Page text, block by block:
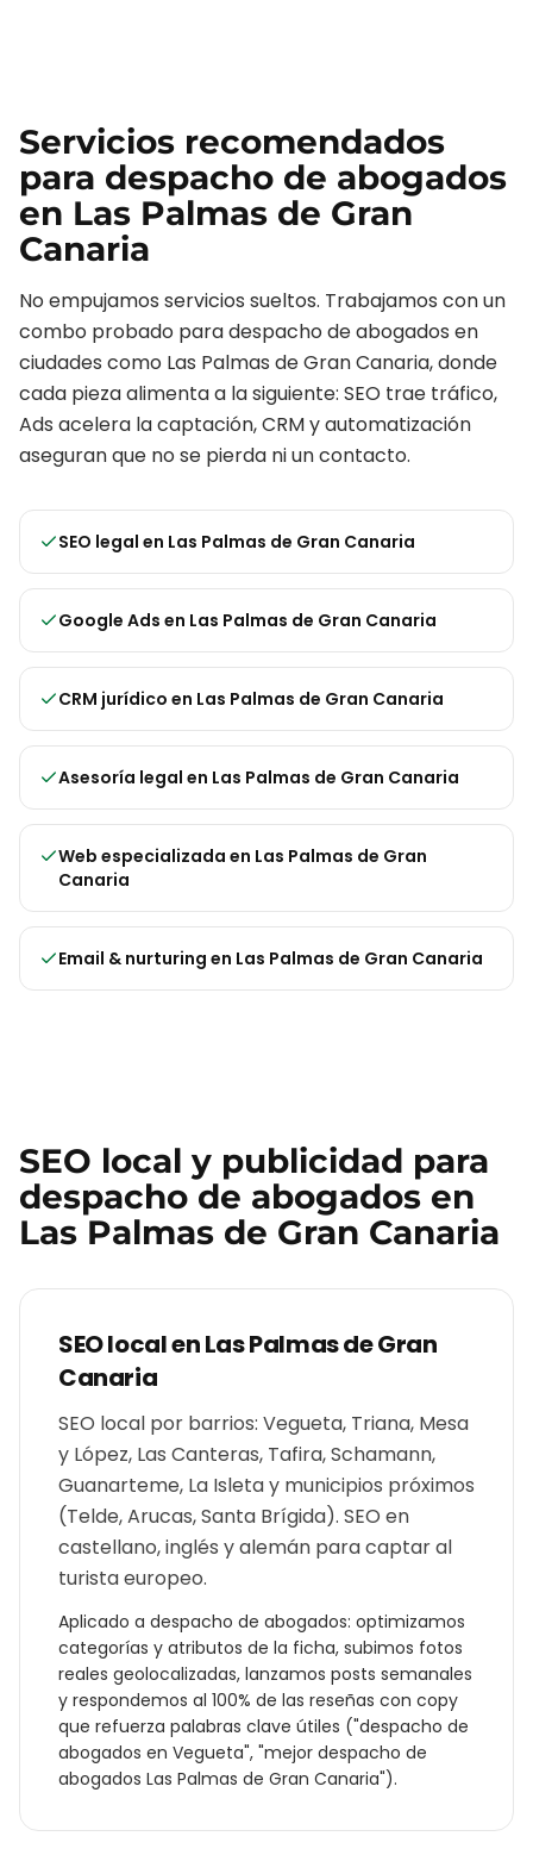
Servicios recomendados
para despacho de abogados
en Las Palmas de Gran
Canaria
No empujamos servicios sueltos. Trabajamos con un
combo probado paradespacho de abogados en
ciudades como Las Palmas de Gran Canaria, donde
cada pieza alimenta a la siguiente: SEO trae tráfico,
Ads acelera la captación, CRM y automatización
aseguran que no se pierda ni un contacto.
SEO legal en Las Palmas de Gran Canaria
Google Ads en Las Palmas de Gran Canaria
CRM jurídico en Las Palmas de Gran Canaria
Asesoría legal en Las Palmas de Gran Canaria
Web especializada en Las Palmas de Gran
Canaria
Email & nurturing en Las Palmas de Gran Canaria
SEO local y publicidad para
despacho de abogados en
Las Palmas de Gran Canaria
SEO local enLas Palmas de Gran
Canaria
SEO local por barrios: Vegueta, Triana, Mesa
y López, Las Canteras, Tafira, Schamann,
Guanarteme, La Isleta y municipios próximos
(Telde, Arucas, Santa Brígida). SEO en
castellano, inglés y alemán para captar al
turista europeo.
Aplicado a despacho de abogados: optimizamos
categorías y atributos de la ficha, subimos fotos
reales geolocalizadas, lanzamos posts semanales
y respondemos al 100% de las reseñas con copy
que refuerza palabras clave útiles ("despacho de
abogados en Vegueta", "mejor despacho de
abogados Las Palmas de Gran Canaria").